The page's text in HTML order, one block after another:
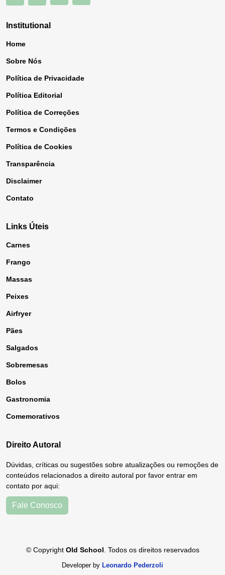
Institutional
Home
Sobre Nós
Política de Privacidade
Política Editorial
Política de Correções
Termos e Condições
Política de Cookies
Transparência
Disclaimer
Contato
Links Úteis
Carnes
Frango
Massas
Peixes
Airfryer
Pães
Salgados
Sobremesas
Bolos
Gastronomia
Comemorativos
Direito Autoral
Dúvidas, críticas ou sugestões sobre atualizações ou remoções de
conteúdos relacionados a direito autoral por favor entrar em
contato por aqui:
Fale Conosco
© Copyright Old School . Todos os direitos reservados
Developer by Leonardo Pederzoli